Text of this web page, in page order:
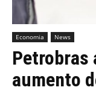
Economia News
Petrobras
aumento